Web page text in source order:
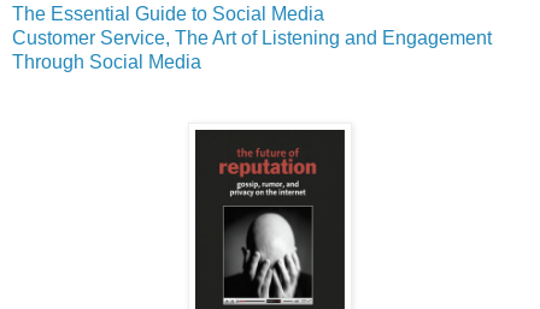
The Essential Guide to Social Media
Customer Service, The Art of Listening and Engagement
Through Social Media